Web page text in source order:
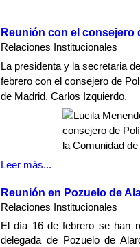
Reunión con el consejero
Relaciones Institucionales
La presidenta y la secretaria
febrero con el consejero de
de Madrid, Carlos Izquierdo.
Leer más...
Reunión en Pozuelo de
Relaciones Institucionales
El día 16 de febrero se han
delegada de Pozuelo de